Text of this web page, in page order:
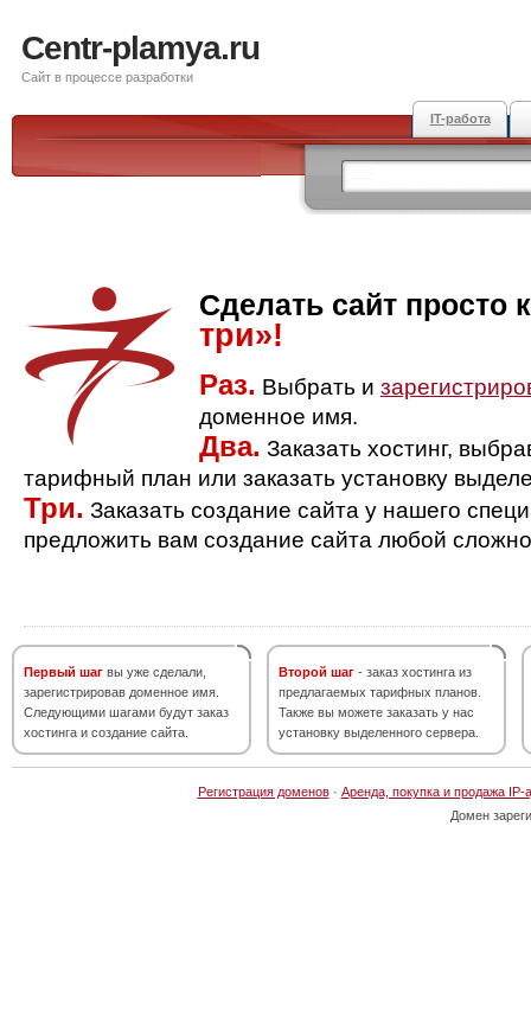
Centr-plamya.ru
Сайт в процессе разработки
IT-работа
Сделать сайт просто
три»!
Раз. Выбрать и
доменное имя.
Два. Заказать хостинг,
тарифный план или заказать установку
Три. Заказать создание сайта у нашего
предложить вам создание сайта любой
Первый шаг вы уже сделали,
зарегистрировав доменное имя.
Следующими шагами будут заказ
хостинга и создание сайта.
Второй шаг - заказ хостинга из
предлагаемых тарифных планов.
Также вы можете заказать у нас
установку выделенного сервера.
Регистрация доменов· Аренда, покупка и продажа IP-
Домен